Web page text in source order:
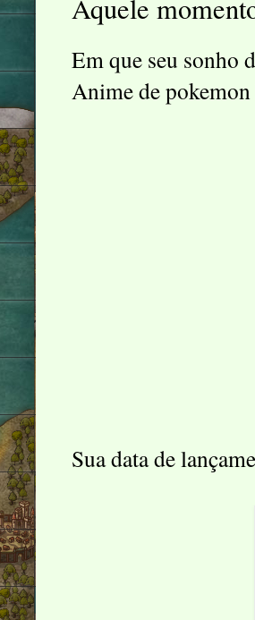
Aquele
Em que seu sonho
Anime de
Sua data de